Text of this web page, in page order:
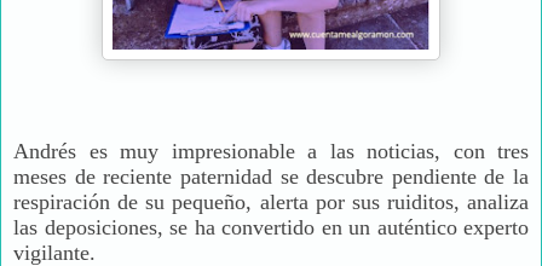
Andrés es muy impresionable a las noticias, con tres
meses de reciente paternidad se descubre pendiente de la
respiración de su pequeño, alerta por sus ruiditos, analiza
las deposiciones, se ha convertido en un auténtico experto
vigilante.